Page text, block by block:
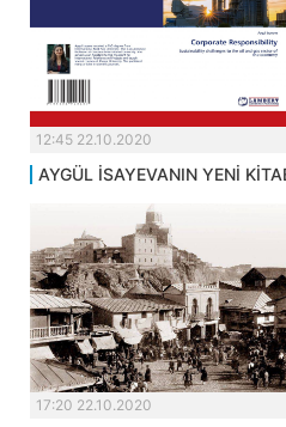
12:45 22.10.2020
AYGÜL İSAYEVANIN YENİ
17:20 22.10.2020